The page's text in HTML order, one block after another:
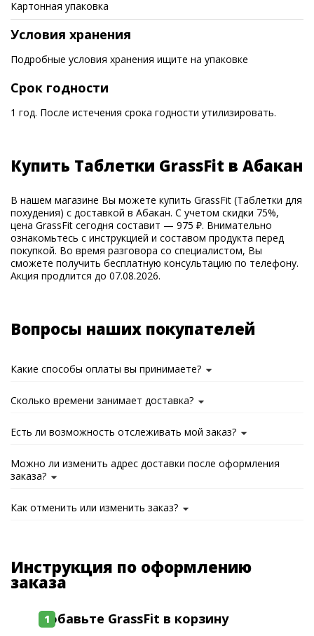
Картонная упаковка
Условия хранения
Подробные условия хранения ищите на упаковке
Срок годности
1 год. После истечения срока годности утилизировать.
Купить Таблетки GrassFit в Абакан
В нашем магазине Вы можете купить GrassFit (Таблетки для
похудения) с доставкой в Абакан. С учетом скидки 75%,
цена GrassFit сегодня составит — 975 ₽. Внимательно
ознакомьтесь с инструкцией и составом продукта перед
покупкой. Во время разговора со специалистом, Вы
сможете получить бесплатную консультацию по телефону.
Акция продлится до 07.08.2026.
Вопросы наших покупателей
Какие способы оплаты вы принимаете?
Сколько времени занимает доставка?
Есть ли возможность отслеживать мой заказ?
Можно ли изменить адрес доставки после оформления
заказа?
Как отменить или изменить заказ?
Инструкция по оформлению
заказа
Добавьте GrassFit в корзину